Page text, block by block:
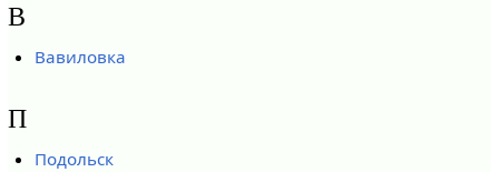
В
Вавиловка
П
Подольск